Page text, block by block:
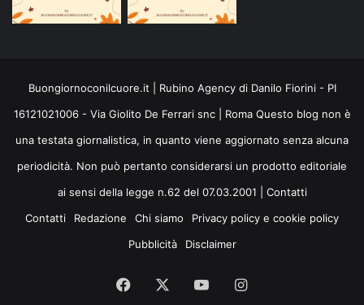
Buongiornoconilcuore.it | Rubino Agency di Danilo Fiorini - PI
16121021006 - Via Giolito De Ferrari snc | Roma Questo blog non è
una testata giornalistica, in quanto viene aggiornato senza alcuna
periodicità. Non può pertanto considerarsi un prodotto editoriale
ai sensi della legge n.62 del 07.03.2001 | Contatti
Contatti
Redazione Chi siamo
Privacy policy e cookie policy
Pubblicità
Disclaimer